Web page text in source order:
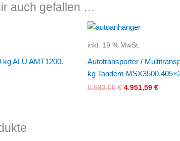
auch gefallen …
kg ALU AMT1200.
inkl. 19 % MwSt.
Autotransporter /
kg Tandem
5.593,00€
Ursprünglicher
Preis
war:
4.951,59 €